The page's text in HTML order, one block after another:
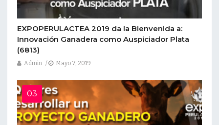
EXPOPERULACTEA 2019 da la Bienvenida a:
Innovación Ganadera como Auspiciador Plata
(6813)
Admin Mayo 7, 2019